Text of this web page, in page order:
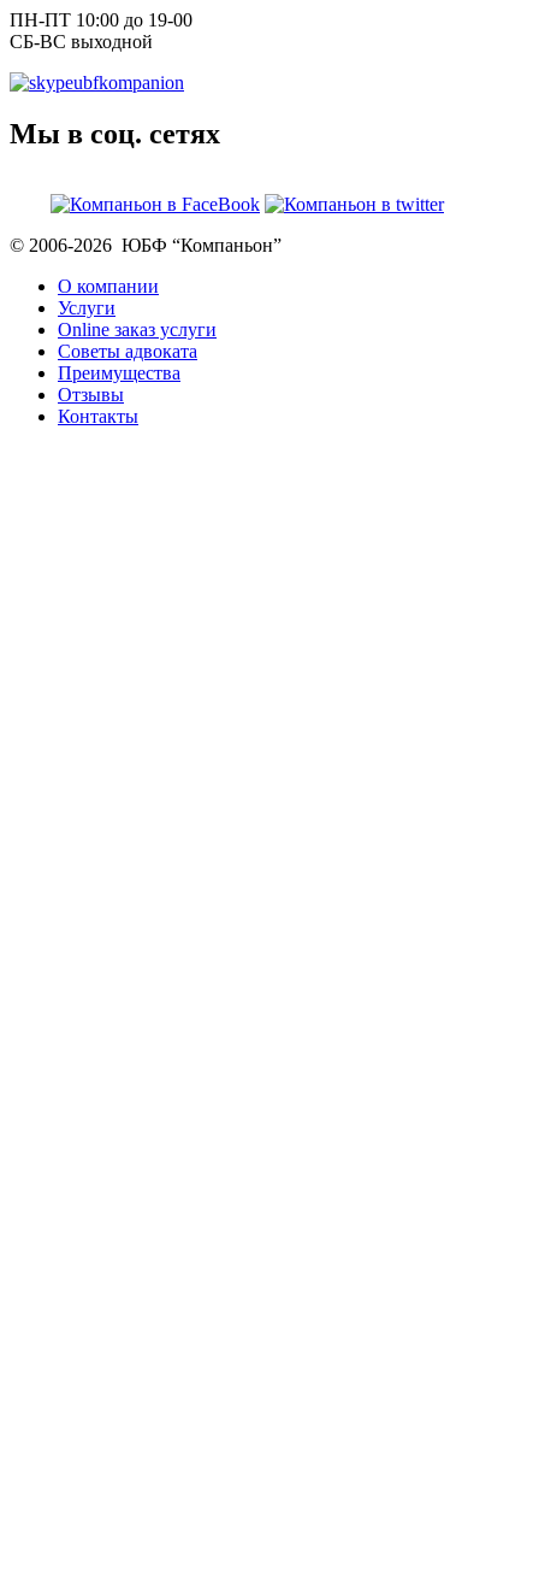
ПН-ПТ 10:00 до 19-00
СБ-ВС выходной
ubfkompanion
Мы в соц. сетях
© 2006-2026 ЮБФ “Компаньон”
О компании
Услуги
Online заказ услуги
Советы адвоката
Преимущества
Отзывы
Контакты